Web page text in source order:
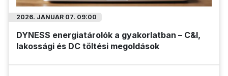
2026. JANUAR 07. 09:00
DYNESS energiatárolók a gyakorlatban – C&I,
lakossági és DC töltési megoldások